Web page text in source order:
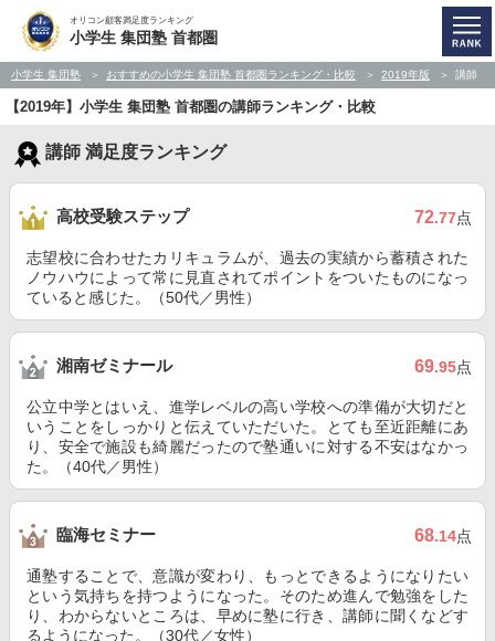
オリコン顧客満足度ランキング
小学生 集団塾 首都圏
小学生 集団塾 おすすめの小学生 集団塾 首都圏ランキング・比較 2019年版 講師
【2019年】小学生 集団塾 首都圏の講師ランキング・比較
講師 満足度ランキング
高校受験ステップ 72.77点
志望校に合わせたカリキュラムが、過去の実績から蓄積された
ノウハウによって常に見直されてポイントをついたものになっ
ていると感じた。（50代／男性）
湘南ゼミナール 69.95点
公立中学とはいえ、進学レベルの高い学校への準備が大切だと
いうことをしっかりと伝えていただいた。とても至近距離にあ
り、安全で施設も綺麗だったので塾通いに対する不安はなかっ
た。（40代／男性）
臨海セミナー 68.14点
通塾することで、意識が変わり、もっとできるようになりたい
という気持ちを持つようになった。そのため進んで勉強をした
り、わからないところは、早めに塾に行き、講師に聞くなどす
るようになった。（30代／女性）